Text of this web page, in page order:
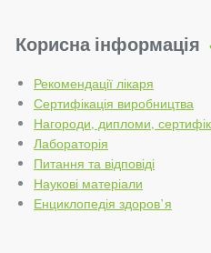
Корисна інформація
Рекомендації лікаря
Сертифікація виробництва
Нагороди, дипломи,
Лабораторія
Питання та відповіді
Наукові матеріали
Енциклопедія здоров’я